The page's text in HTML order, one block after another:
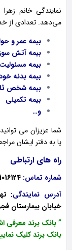
نمایندگی خانم
می‌دهد. تعدادی از
بیمه عمر و
بیمه آتش
بیمه مسئولیت
بیمه بدنه
بیمه شخص
بیمه تکمیلی
و…
شما عزیزان می
یا به دفتر ایشان
راه های ارتباطی
شماره تماس:
آدرس نمایندگی:
خیابان بیمارستان فجر، پلاک 640،
” بانک برند معرفی
بانک برند کلیک